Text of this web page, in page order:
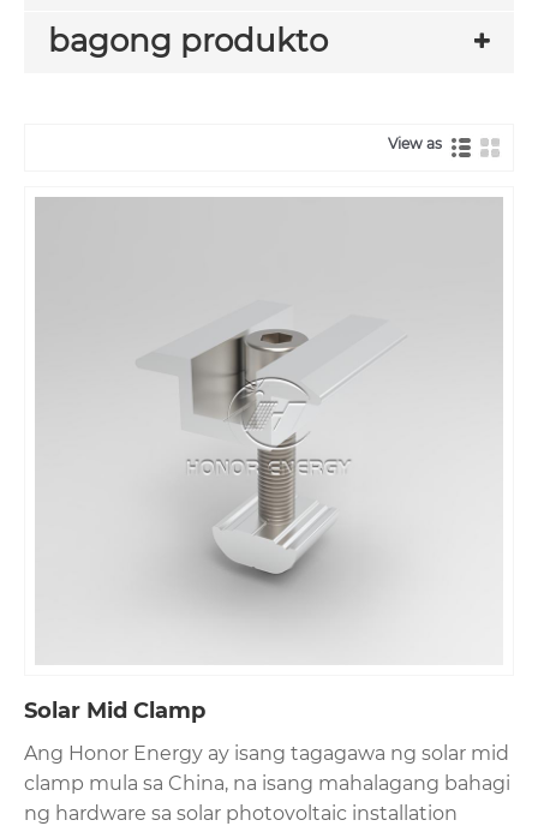
bagong produkto
View as
Solar Mid Clamp
Ang Honor Energy ay isang tagagawa ng solar mid
clamp mula sa China, na isang mahalagang bahagi
ng hardware sa solar photovoltaic installation